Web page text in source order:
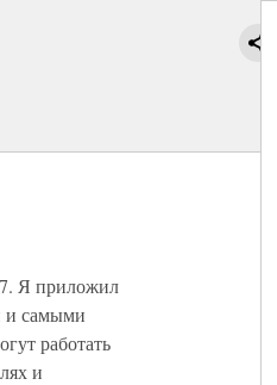
Я приложил
и самыми
работать
и